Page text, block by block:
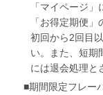
「マイページ」
「お得定期便
初回から2回目
い。また、短期
には退会処理と
期間限定フレー